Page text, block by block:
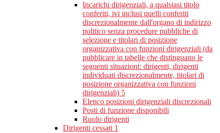
Incarichi dirigenziali, a qualsiasi titolo
conferiti, ivi inclusi quelli conferiti
discrezionalmente dall'organo di indirizzo
politico senza procedure pubbliche di
selezione e titolari di posizione
organizzativa con funzioni dirigenziali (da
pubblicare in tabelle che distinguano le
seguenti situazioni: dirigenti, dirigenti
individuati discrezionalmente, titolari di
posizione organizzativa con funzioni
dirigenziali) 5
Elenco posizioni dirigenziali discrezionali
Posti di funzione disponibili
Ruolo dirigenti
Dirigenti cessati 1